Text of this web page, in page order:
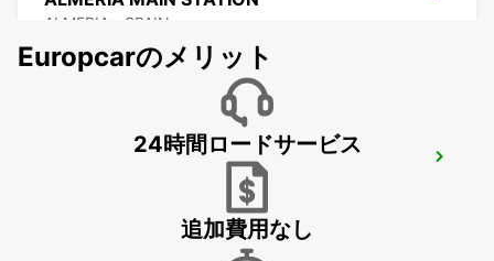
ALMERIA - SPAIN
HUERCAL DE ALMERIA - SPAIN
Europcarのメリット
24時間ロードサービス
追加費用なし